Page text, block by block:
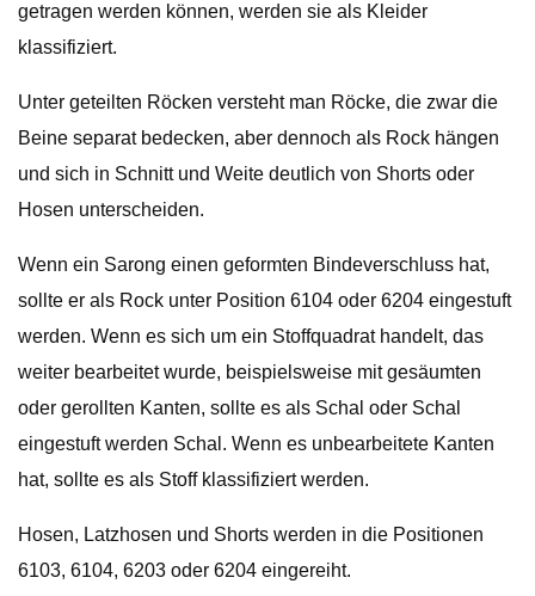
getragen werden können, werden sie als Kleider
klassifiziert.
Unter geteilten Röcken versteht man Röcke, die zwar die
Beine separat bedecken, aber dennoch als Rock hängen
und sich in Schnitt und Weite deutlich von Shorts oder
Hosen unterscheiden.
Wenn ein Sarong einen geformten Bindeverschluss hat,
sollte er als Rock unter Position 6104 oder 6204 eingestuft
werden. Wenn es sich um ein Stoffquadrat handelt, das
weiter bearbeitet wurde, beispielsweise mit gesäumten
oder gerollten Kanten, sollte es als Schal oder Schal
eingestuft werden Schal. Wenn es unbearbeitete Kanten
hat, sollte es als Stoff klassifiziert werden.
Hosen, Latzhosen und Shorts werden in die Positionen
6103, 6104, 6203 oder 6204 eingereiht.